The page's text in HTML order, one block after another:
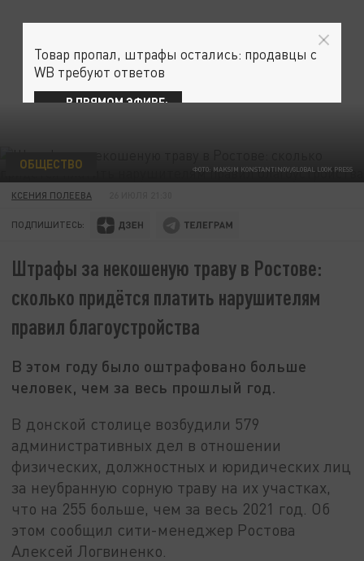
ФОТО: MAKSIM KONSTANTINOV/GLOBAL LOOK PRESS
ОБЩЕСТВО
КСЕНИЯ ПОЛЕЕВА
ПОДПИШИТЕСЬ:
Штрафы за некошеную траву в Ростове:
сколько придётся платить нарушителям
правил благоустройства
В этом году было оштрафовано больше
человек, чем за весь прошлый год.
В донской столице возбудили 579
административных дел в отношении
физических, должностных и юридических лиц
за неубранную сорную траву на их участках,
что на 255 больше, чем за весь 2021 год. Об
этом сообщил сити-менеджер Ростова
Алексей Логвиненко.
Товар пропал, штрафы остались: продавцы с
WB требуют ответов
В ПРЯМОМ ЭФИРЕ: